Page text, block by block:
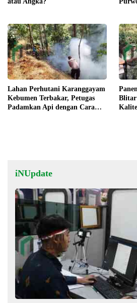
Lahan Perhutani Karanggayam
Kebumen Terbakar, Petugas
Padamkan Api dengan Cara
Blitar
iNUpdate